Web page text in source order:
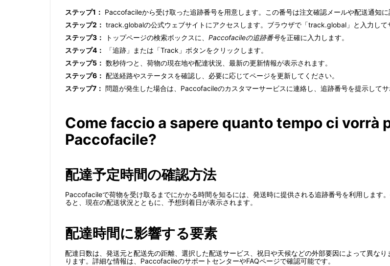
ステップ1： Paccofacileから受け取った追跡番号を用意します。この番号は注文確認メールや配送通知に
ステップ2： track.globalの公式ウェブサイトにアクセスします。ブラウザで「track.global」と入力して
ステップ3：
トップページの検索ボックスに、 Paccofacileの追跡番号を正確に入力します。
ステップ4：
「追跡」または「Track」ボタンをクリックします。
ステップ5： 数秒待つと、荷物の現在地や配達状況、最新の更新情報が表示されます。
ステップ6： 配送経路やステータスを確認し、必要に応じてページを更新してください。
ステップ7： 問題が発生した場合は、Paccofacileのカスタマーサービスに連絡し、追跡番号を提示してサ
Come faccio a sapere quanto tempo ci vorrà
Paccofacile?
配達予定時間の確認方法
Paccofacileで荷物を受け取るまでにかかる時間を知るには、発送時に提供される追跡番号を利用します
ると、現在の配送状況とともに、予想到着日が表示されます。
配達時間に影響する要素
配達日数は、発送元と配送先の距離、選択した配送サービス、祝日や天候などの外部要因によって異な
ります。詳細な情報は、PaccofacileのサポートセンターやFAQページで確認可能です。